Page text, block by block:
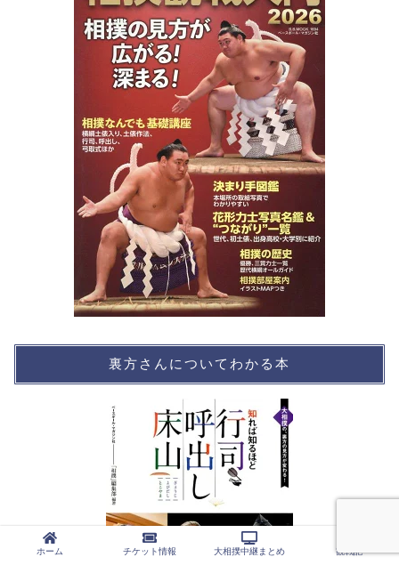
裏方さんについてわかる本
ホーム チケット情報 大相撲中継まとめ 観戦記